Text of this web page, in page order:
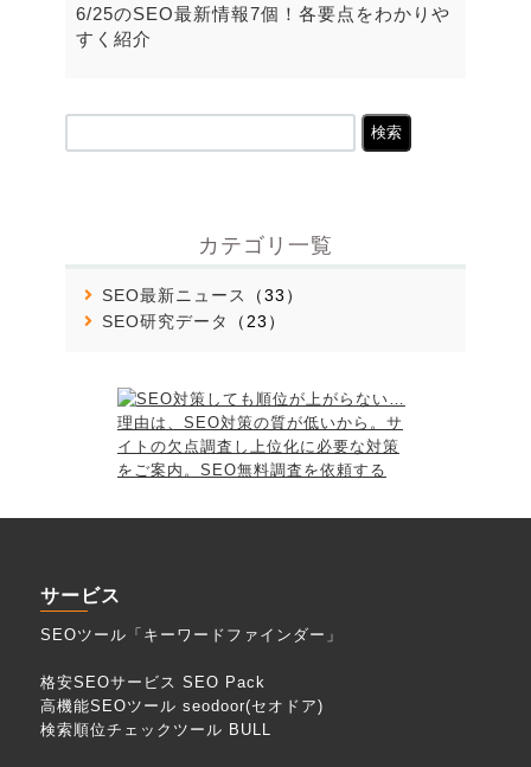
6/25のSEO最新情報7個！各要点をわかりや
すく紹介
索:
カテゴリ一覧
SEO最新ニュース
（33）
SEO研究データ
（23）
サービス
SEOツール「キーワードファインダー」
格安SEOサービス SEO Pack
高機能SEOツール seodoor(セオドア)
検索順位チェックツール BULL